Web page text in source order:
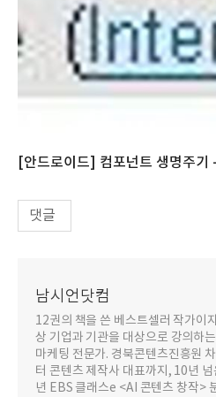
[안드로이드] 컴포넌트 생명주기
댓글
남시언닷컴
12권의 책을 쓴 베스트셀러 작가이
상 기업과 기관을 대상으로 강의하
마케팅 전문가. 경북콘텐츠진흥원
터 콘텐츠 제작사 대표까지, 10년
년 EBS 클래스e <AI 콘텐츠 창작>